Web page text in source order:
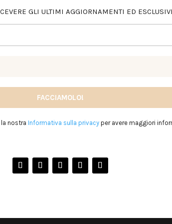
GLI ULTIMI AGGIORNAMENTI ED
nostra Informativa sulla privacy per avere maggiori